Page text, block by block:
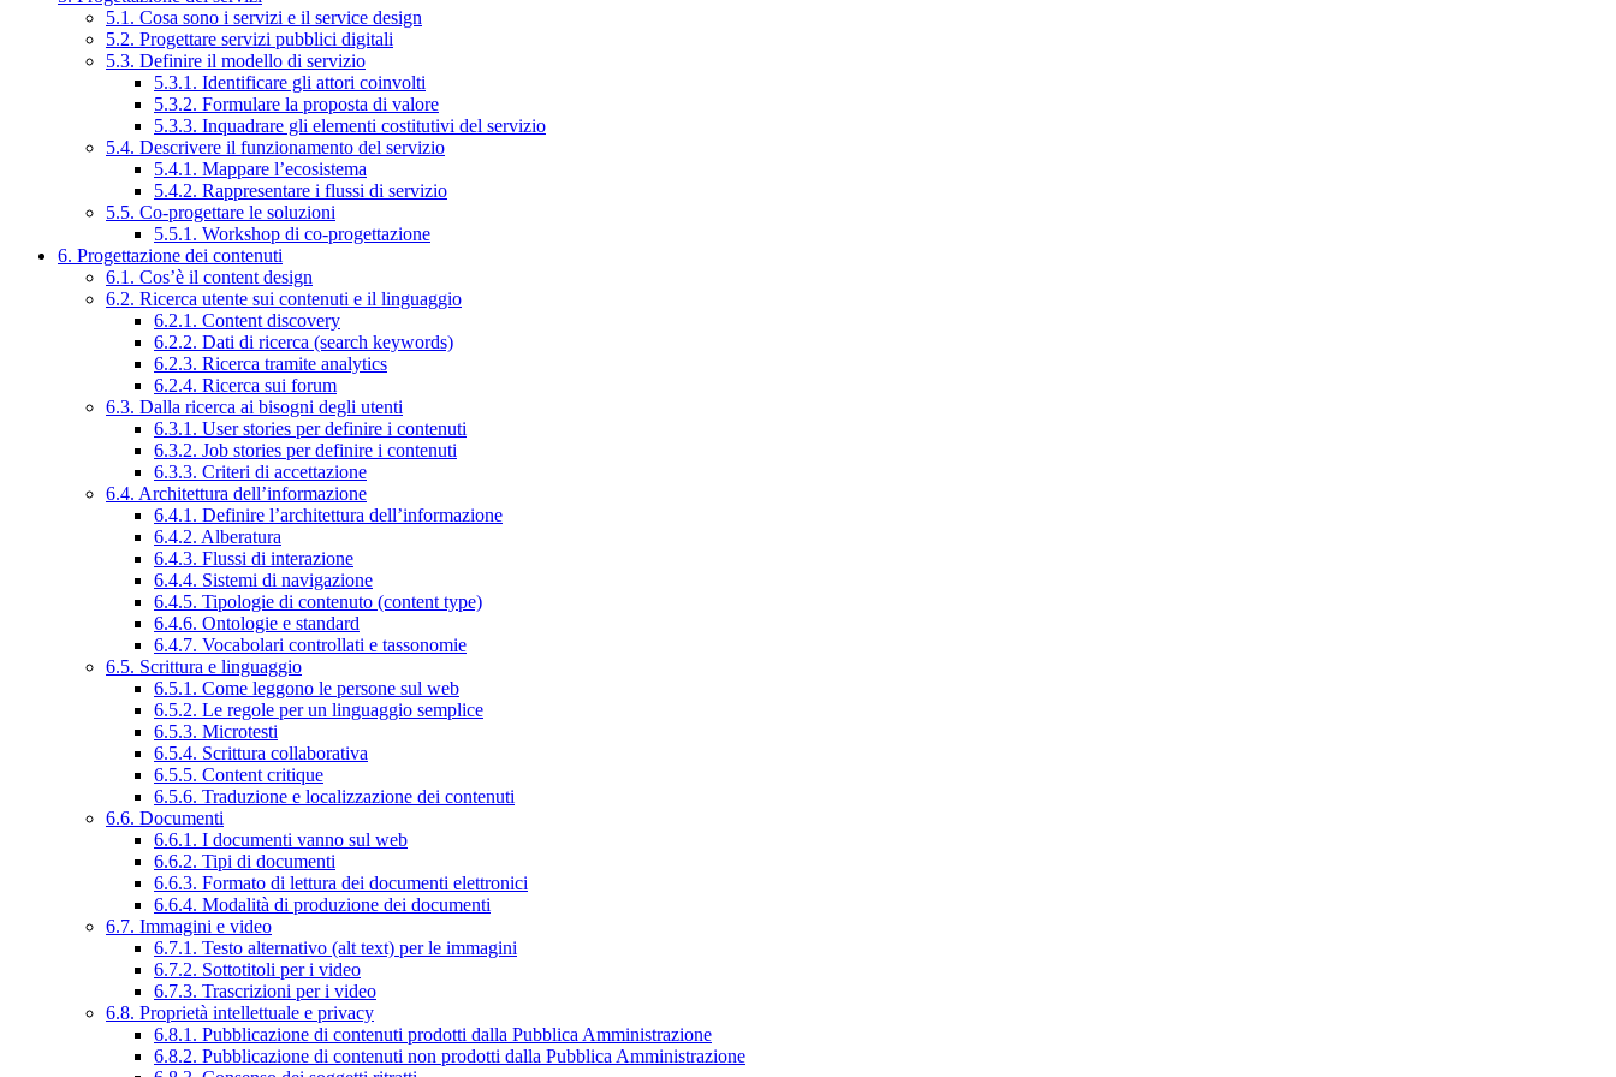
5.1. Cosa sono i servizi e il service design
5.2. Progettare servizi pubblici digitali
5.3. Definire il modello di servizio
5.3.1. Identificare gli attori coinvolti
5.3.2. Formulare la proposta di valore
5.3.3. Inquadrare gli elementi costitutivi del servizio
5.4. Descrivere il funzionamento del servizio
5.4.1. Mappare l’ecosistema
5.4.2. Rappresentare i flussi di servizio
5.5. Co-progettare le soluzioni
5.5.1. Workshop di co-progettazione
6. Progettazione dei contenuti
6.1. Cos’è il content design
6.2. Ricerca utente sui contenuti e il linguaggio
6.2.1. Content discovery
6.2.2. Dati di ricerca (search keywords)
6.2.3. Ricerca tramite analytics
6.2.4. Ricerca sui forum
6.3. Dalla ricerca ai bisogni degli utenti
6.3.1. User stories per definire i contenuti
6.3.2. Job stories per definire i contenuti
6.3.3. Criteri di accettazione
6.4. Architettura dell’informazione
6.4.1. Definire l’architettura dell’informazione
6.4.2. Alberatura
6.4.3. Flussi di interazione
6.4.4. Sistemi di navigazione
6.4.5. Tipologie di contenuto (content type)
6.4.6. Ontologie e standard
6.4.7. Vocabolari controllati e tassonomie
6.5. Scrittura e linguaggio
6.5.1. Come leggono le persone sul web
6.5.2. Le regole per un linguaggio semplice
6.5.3. Microtesti
6.5.4. Scrittura collaborativa
6.5.5. Content critique
6.5.6. Traduzione e localizzazione dei contenuti
6.6. Documenti
6.6.1. I documenti vanno sul web
6.6.2. Tipi di documenti
6.6.3. Formato di lettura dei documenti elettronici
6.6.4. Modalità di produzione dei documenti
6.7. Immagini e video
6.7.1. Testo alternativo (alt text) per le immagini
6.7.2. Sottotitoli per i video
6.7.3. Trascrizioni per i video
6.8. Proprietà intellettuale e privacy
6.8.1. Pubblicazione di contenuti prodotti dalla Pubblica Amministrazione
6.8.2. Pubblicazione di contenuti non prodotti dalla Pubblica Amministrazione